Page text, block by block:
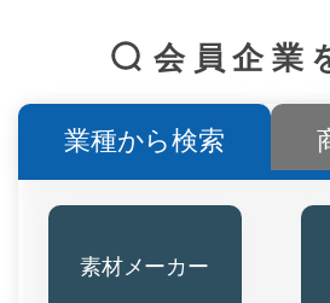
会員企業
業種から検索
素材メーカー